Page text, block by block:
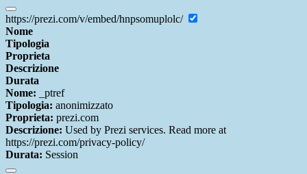
https://prezi.com/v/embed/hnpsomuplolc/
Nome
Tipologia
Proprieta
Descrizione
Durata
Nome: _ptref
Tipologia: anonimizzato
Proprieta: prezi.com
Descrizione: Used by Prezi services. Read more at
https://prezi.com/privacy-policy/
Durata: Session